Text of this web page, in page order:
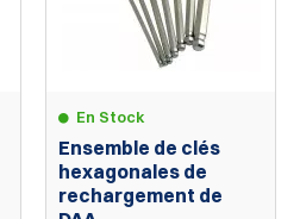
En Stock
Ensemble de clés
hexagonales de
rechargement de